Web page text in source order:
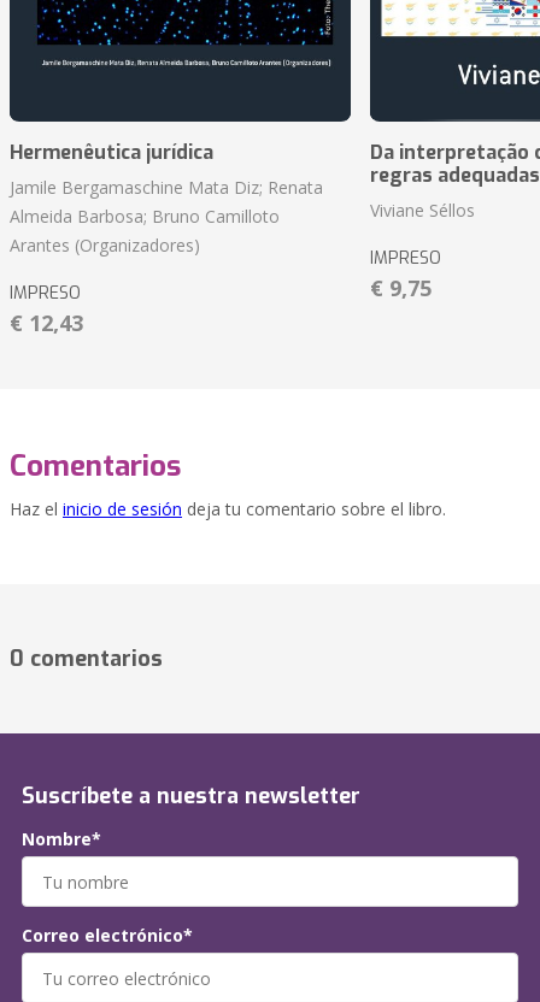
Hermenêutica jurídica
Jamile Bergamaschine Mata Diz; Renata
Almeida Barbosa; Bruno Camilloto
Arantes (Organizadores)
IMPRESO
€ 12,43
Da interpretação
regras
Viviane Séllos
IMPRESO
€ 9,75
Comentarios
Haz el inicio de sesión deja tu comentario sobre el libro.
0 comentarios
Suscríbete a nuestra newsletter
Nombre*
Correo electrónico*